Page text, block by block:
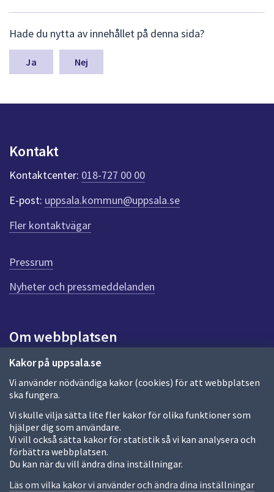
Kakor på uppsala.se
Vi använder nödvändiga kakor (cookies) för att webbplatsen
ska fungera.
Vi skulle vilja sätta lite fler kakor för olika funktioner som
hjälper dig som användare.
Vi vill också sätta kakor för statistik så vi kan analysera och
förbättra webbplatsen.
Du kan när du vill ändra dina inställningar.
Läs om vilka kakor vi använder och ändra dina inställningar
ä
m
a
y
n
t
r
ö
e
n
n
i
d
a
Hade du nytta av innehållet på denna sida?
Nej
Kontakt
Kontaktcenter: 018-727 00 00
E-post: uppsala.kommun@uppsala.se
Fler kontaktvägar
Pressrum
Nyheter och pressmeddelanden
Om webbplatsen
Om webbplatsen
Allmänna handlingar och diarium
Behandling av personuppgifter
Kakor
Språk (other languages)
Tillgänglighetsredogörelse